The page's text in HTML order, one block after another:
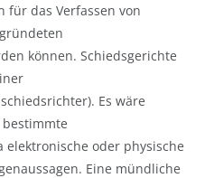
für das Verfassen von
können. Schiedsgerichte
Es wäre
elektronische oder physische
Eine mündliche